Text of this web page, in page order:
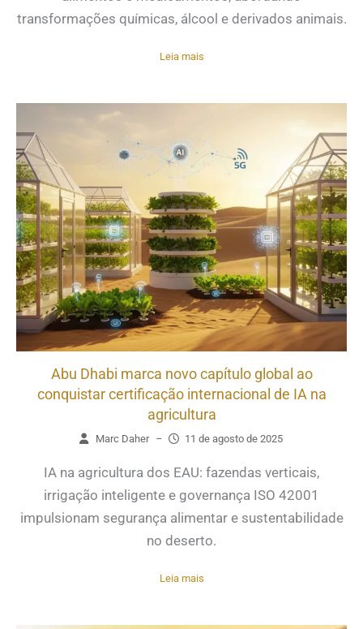
transformações químicas, álcool e derivados animais.
Leia mais
Abu Dhabi marca novo capítulo global ao
conquistar certificação internacional de IA na
agricultura
Marc Daher – 11 de agosto de 2025
IA na agricultura dos EAU: fazendas verticais,
irrigação inteligente e governança ISO 42001
impulsionam segurança alimentar e sustentabilidade
no deserto.
Leia mais